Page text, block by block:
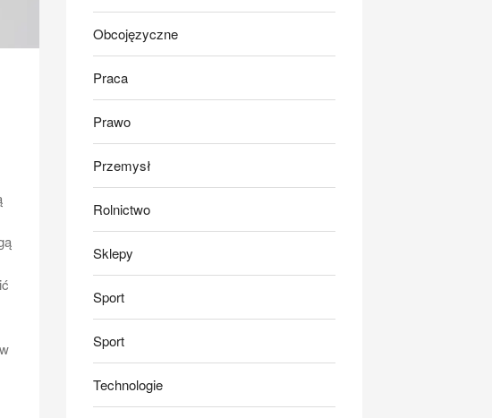
Obcojęzyczne
Praca
Prawo
Przemysł
Rolnictwo
Sklepy
Sport
Sport
Technologie